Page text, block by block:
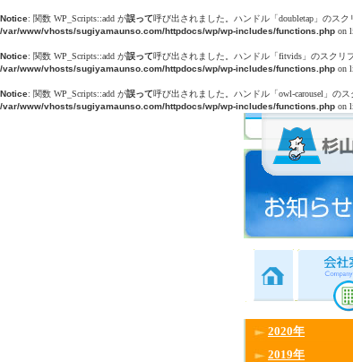
Notice: 関数 WP_Scripts::add が誤って呼び出されました。ハンドル「doubletap」のス
/var/www/vhosts/sugiyamaunso.com/httpdocs/wp/wp-includes/functions.php on
Notice: 関数 WP_Scripts::add が誤って呼び出されました。ハンドル「fitvids」のスクリ
/var/www/vhosts/sugiyamaunso.com/httpdocs/wp/wp-includes/functions.php on
Notice: 関数 WP_Scripts::add が誤って呼び出されました。ハンドル「owl-carousel」の
/var/www/vhosts/sugiyamaunso.com/httpdocs/wp/wp-includes/functions.php on
会社案内
2020年
2019年